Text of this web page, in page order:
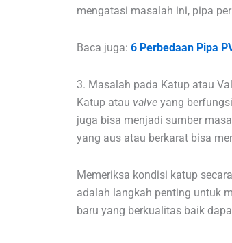
mengatasi masalah ini, pipa
Baca juga: 6 Perbedaan Pipa
3. Masalah pada Katup atau
Katup atau valve yang
juga bisa menjadi sumber
yang aus atau berkarat bisa
Memeriksa kondisi katup
adalah langkah penting untuk
baru yang berkualitas baik